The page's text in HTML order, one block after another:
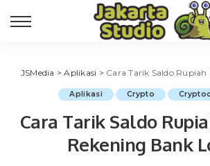
JSMedia >Aplikasi > Cara Tarik Saldo Rupiah Pintu
Aplikasi Crypto
Cara Tarik Saldo
Rekening Bank